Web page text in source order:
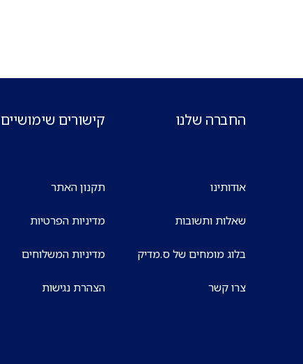
החברה שלנו
אודותינו
שאלות ותשובות
בלוג מומחים של ס.מדיק
צרו קשר
קישורים שימושיים
תקנון האתר
מדיניות הפרטיות
מדיניות המשלוחים
הצהרת נגישות